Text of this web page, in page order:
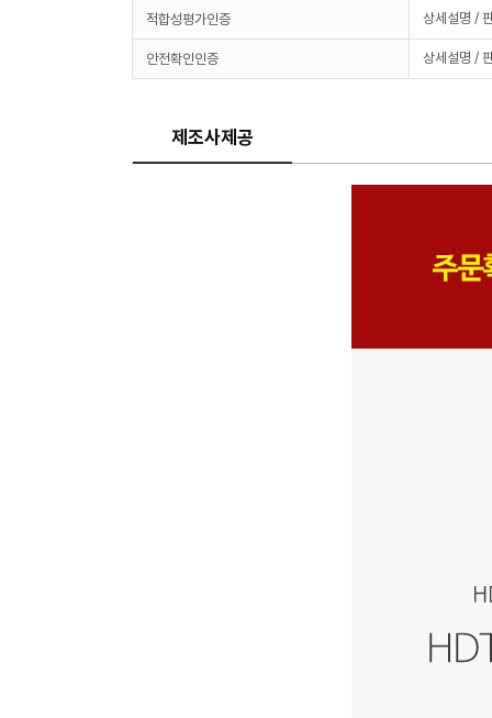
적합성평가인증 상세설명 /
안전확인인증 상세설명 /
제조사제공